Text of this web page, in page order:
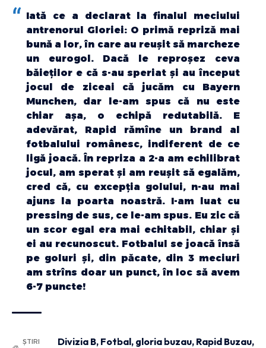
Iată ce a declarat la finalul meciului
antrenorul Gloriei: O primă repriză mai
bună a lor, în care au reuşit să marcheze
un eurogol. Dacă le reproşez ceva
băieţilor e că s-au speriat şi au început
jocul de ziceai că jucăm cu Bayern
Munchen, dar le-am spus că nu este
chiar aşa, o echipă redutabilă. E
adevărat, Rapid rămîne un brand al
fotbalului românesc, indiferent de ce
ligă joacă. În repriza a 2-a am echilibrat
jocul, am sperat şi am reuşit să egalăm,
cred că, cu excepţia golului, n-au mai
ajuns la poarta noastră. I-am luat cu
pressing de sus, ce le-am spus. Eu zic că
un scor egal era mai echitabil, chiar şi
ei au recunoscut. Fotbalul se joacă însă
pe goluri şi, din păcate, din 3 meciuri
am strîns doar un punct, în loc să avem
6-7 puncte!
ȘTIRI
Divizia B, Fotbal, gloria buzau, Rapid Buzau,